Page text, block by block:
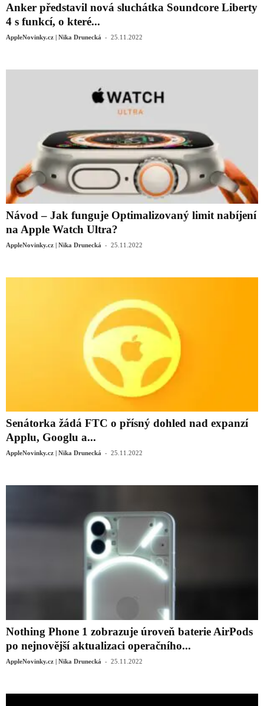
Anker představil nová sluchátka Soundcore Liberty
4 s funkcí, o které...
AppleNovinky.cz | Nika Drunecká - 25.11.2022
Návod – Jak funguje Optimalizovaný limit nabíjení
na Apple Watch Ultra?
AppleNovinky.cz | Nika Drunecká - 25.11.2022
Senátorka žádá FTC o přísný dohled nad expanzí
Applu, Googlu a...
AppleNovinky.cz | Nika Drunecká - 25.11.2022
Nothing Phone 1 zobrazuje úroveň baterie AirPods
po nejnovější aktualizaci operačního...
AppleNovinky.cz | Nika Drunecká - 25.11.2022